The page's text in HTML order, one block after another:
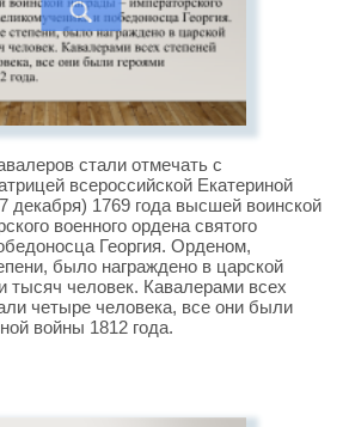
стали отмечать с
всероссийской Екатериной
декабря) 1769 года высшей воинской
военного ордена святого
Георгия. Орденом,
было награждено в царской
тысяч человек. Кавалерами всех
четыре человека, все они были
войны 1812 года.